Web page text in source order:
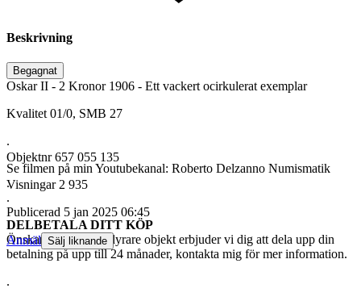
Beskrivning
Begagnat
Oskar II - 2 Kronor 1906 - Ett vackert ocirkulerat exemplar
Kvalitet 01/0, SMB 27
.
Se filmen på min Youtubekanal: Roberto Delzanno Numismatik
.
.
DELBETALA DITT KÖP
Önskar du förvärva dyrare objekt erbjuder vi dig att dela upp din
betalning på upp till 24 månader, kontakta mig för mer information.
.
Objektnr 657 055 135
Visningar 2 935
Publicerad 5 jan 2025 06:45
Anmäl Sälj liknande